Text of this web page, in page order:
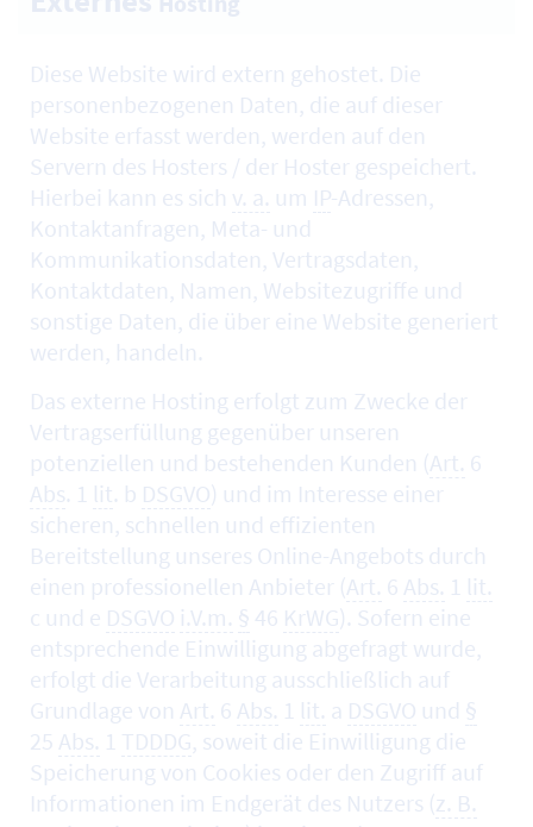
Diese Website wird extern gehostet. Die
personenbezogenen Daten, die auf dieser
Website erfasst werden, werden auf den
Servern des Hosters / der Hoster gespeichert.
Hierbei kann es sich v. a. um IP-Adressen,
Kontaktanfragen, Meta- und
Kommunikationsdaten, Vertragsdaten,
Kontaktdaten, Namen, Websitezugriffe und
sonstige Daten, die über eine Website generiert
werden, handeln.
Das externe Hosting erfolgt zum Zwecke der
Vertragserfüllung gegenüber unseren
potenziellen und bestehenden Kunden (Art. 6
Abs. 1 lit. b DSGVO) und im Interesse einer
sicheren, schnellen und effizienten
Bereitstellung unseres Online-Angebots durch
einen professionellen Anbieter (Art. 6 Abs. 1 lit.
c und e DSGVO i.V.m. § 46 KrWG). Sofern eine
entsprechende Einwilligung abgefragt wurde,
erfolgt die Verarbeitung ausschließlich auf
Grundlage von Art. 6 Abs. 1 lit. a DSGVO und §
25 Abs. 1 TDDDG, soweit die Einwilligung die
Speicherung von Cookies oder den Zugriff auf
Informationen im Endgerät des Nutzers (z. B.